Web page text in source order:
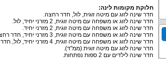
חלוקת מקומות לינה:
חדר שינה לזוג עם מיטה זוגית, לול, חדר רחצה.
חדר שינה לזוג או משפחה עם מיטה זוגית, 2 מזרני יחיד, לול.
חדר שינה לזוג או משפחה עם מיטה זוגית, 2 מזרני יחיד.
חדר שינה לזוג או משפחה עם מיטה זוגית, 3 מזרני יחיד, חדר רחצה.
חדר שינה לזוג או משפחה עם מיטה זוגית, 4 מזרני יחיד, לול, חדר רחצה.
חדר שינה לזוג עם מיטה זוגית (ממ"ד).
חדר שינה לילדים עם 2 ספות נפתחות.